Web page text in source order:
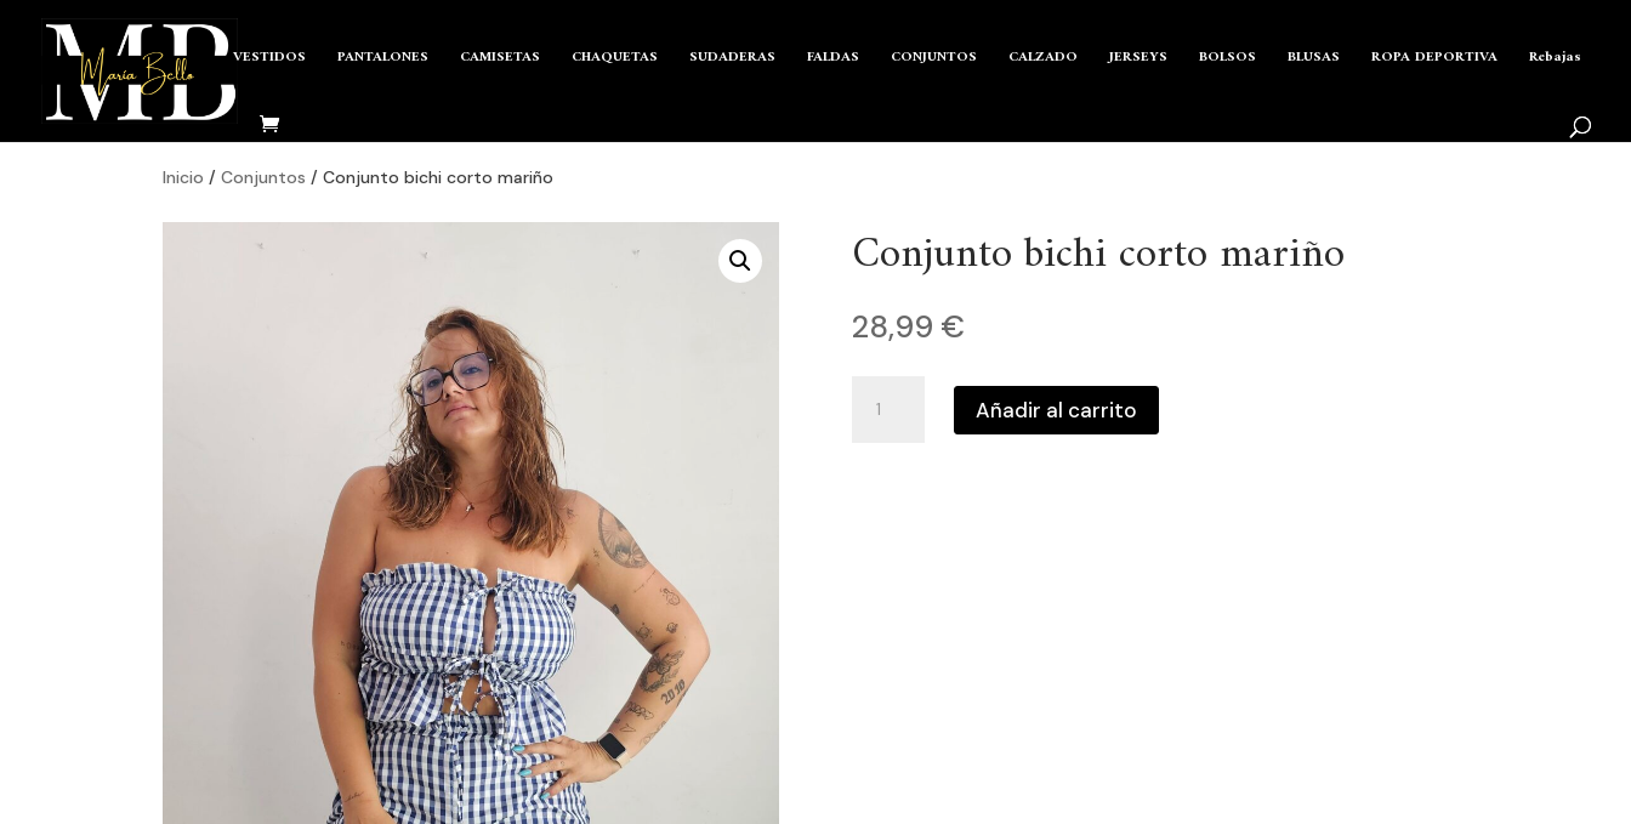
VESTIDOS PANTALONES CAMISETAS CHAQUETAS SUDADERAS FALDAS CONJUNTOS CALZADO JERSEYS BOLSOS BLUSAS ROPA DEPORTIVA Rebajas
Inicio /Conjuntos / Conjunto bichi corto mariño
Conjunto bichi corto mariño
28,99 €
bichi
Añadir al carrito